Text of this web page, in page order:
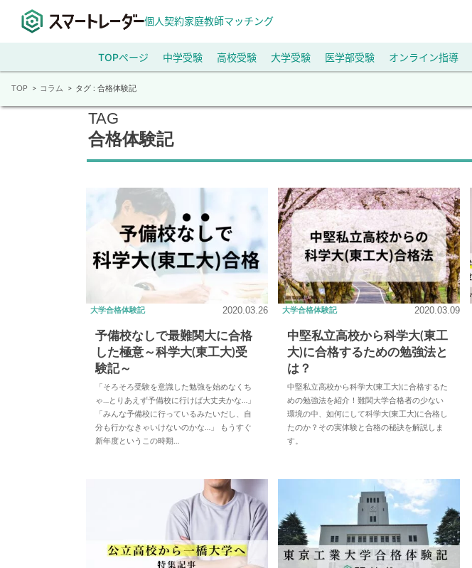
個人契約家庭教師マッチング
TOPページ 中学受験 高校受験 大学受験 医学部受験 オンライン指導
TOP コラム タグ : 合格体験記
TAG
合格体験記
大学合格体験記 2020.03.26
予備校なしで最難関大に合格
した極意～科学大(東工大)受
験記～
「そろそろ受験を意識した勉強を始めなくち
ゃ…とりあえず予備校に行けば大丈夫かな…」
「みんな予備校に行っているみたいだし、自
分も行かなきゃいけないのかな…」 もうすぐ
新年度というこの時期…
大学合格体験記 2020.03.09
中堅私立高校から科学大(東工
大)に合格するための勉強法と
は？
中堅私立高校から科学大(東工大)に合格するた
めの勉強法を紹介！難関大学合格者の少ない
環境の中、如何にして科学大(東工大)に合格し
たのか？その実体験と合格の秘訣を解説しま
す。